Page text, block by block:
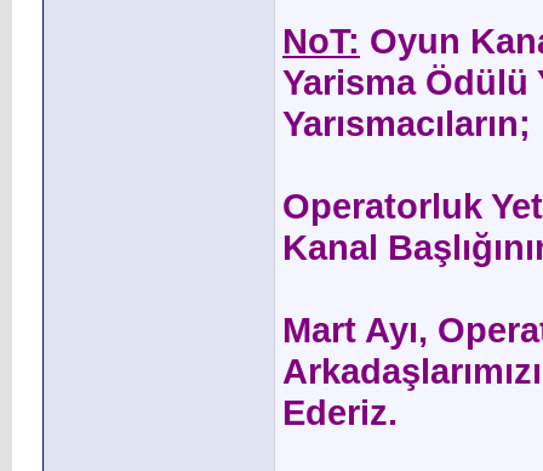
NoT: Oyun
Yarisma Ödülü
Yarısmacıların;
Operatorluk
Kanal
Mart Ayı,
Ederiz.